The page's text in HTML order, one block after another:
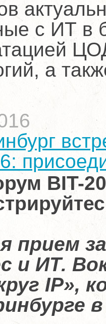
с ИТ в
а
BIT-
прием
и ИТ.
IP»,